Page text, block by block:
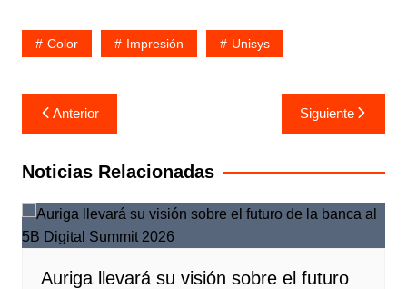
Color Impresión Unisys
Navegación
de
entradas
Anterior Siguiente
Noticias Relacionadas
Auriga llevará su visión sobre el futuro